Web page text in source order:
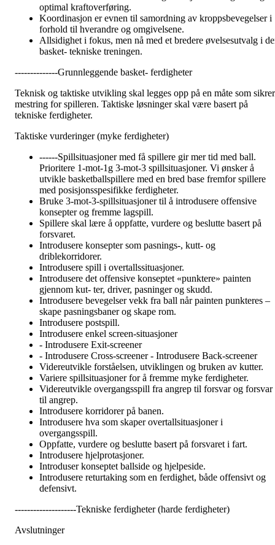
optimal kraftoverføring.
Koordinasjon er evnen til samordning av kroppsbevegelser i
forhold til hverandre og omgivelsene.
Allsidighet i fokus, men nå med et bredere øvelsesutvalg i
basket- tekniske treningen.
--------------Grunnleggende basket- ferdigheter
Teknisk og taktiske utvikling skal legges opp på en måte som sikrer
mestring for spilleren. Taktiske løsninger skal være basert på
tekniske ferdigheter.
Taktiske vurderinger (myke ferdigheter)
------Spillsituasjoner med få spillere gir mer tid med ball.
Prioritere 1-mot-1g 3-mot-3 spillsituasjoner. Vi ønsker å
utvikle basketballspillere med en bred base fremfor spillere
med posisjonsspesifikke ferdigheter.
Bruke 3-mot-3-spillsituasjoner til å introdusere offensive
konsepter og fremme lagspill.
Spillere skal lære å oppfatte, vurdere og beslutte basert på
forsvaret.
Introdusere konsepter som pasnings-, kutt- og
driblekorridorer.
Introdusere spill i overtallssituasjoner.
Introdusere det offensive konseptet «punktere» painten
gjennom kut- ter, driver, pasninger og skudd.
Introdusere bevegelser vekk fra ball når painten punkteres –
skape pasningsbaner og skape rom.
Introdusere postspill.
Introdusere enkel screen-situasjoner
- Introdusere Exit-screener
- Introdusere Cross-screener - Introdusere Back-screener
Videreutvikle forståelsen, utviklingen og bruken av kutter.
Variere spillsituasjoner for å fremme myke ferdigheter.
Videreutvikle overgangsspill fra angrep til forsvar og forsvar
til angrep.
Introdusere korridorer på banen.
Introdusere hva som skaper overtallsituasjoner i
overgangsspill.
Oppfatte, vurdere og beslutte basert på forsvaret i fart.
Introdusere hjelprotasjoner.
Introduser konseptet ballside og hjelpeside.
Introdusere returtaking som en ferdighet, både offensivt og
defensivt.
--------------------Tekniske ferdigheter (harde ferdigheter)
Avslutninger